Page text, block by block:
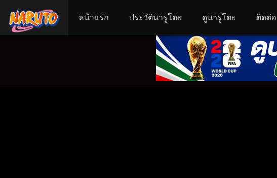
หน้าแรก ประวัตินารูโตะ ดูนารูโตะ ติดต่อ